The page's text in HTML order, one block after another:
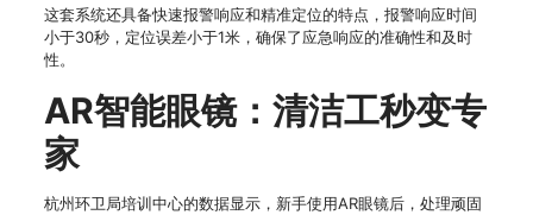
这套系统还具备快速报警响应和精准定位的特点，报警响应时间
小于30秒，定位误差小于1米，确保了应急响应的准确性和及时
性。
AR智能眼镜：清洁工秒变专
家
杭州环卫局培训中心的数据显示，新手使用AR眼镜后，处理顽固